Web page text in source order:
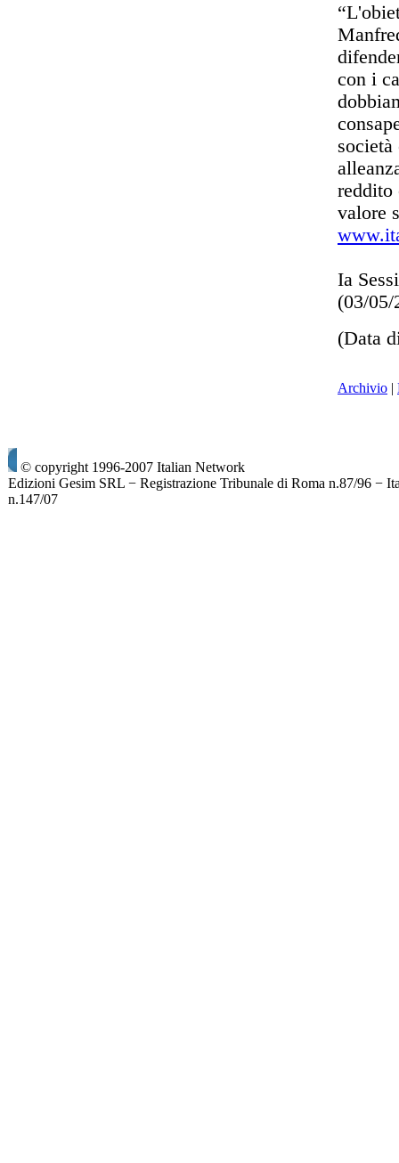
con i
reddito
valore
Ia
(03/
(Data
Archivio |
© copyright 1996-2007 Italian Network
Edizioni Gesim SRL − Registrazione Tribunale di Roma n.87/96 −
n.147/07